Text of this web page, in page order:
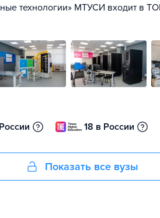
технологии» МТУСИ входит в
18 в России
Показать все вузы